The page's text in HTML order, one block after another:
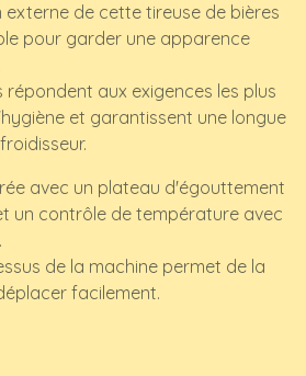
de cette tireuse de bières
pour garder une apparence
répondent aux exigences les plus
et garantissent une longue
avec un plateau d'égouttement
un contrôle de température avec
de la machine permet de la
facilement.